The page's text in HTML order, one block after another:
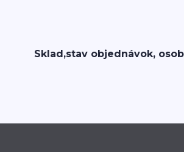
Sklad,stav objednávok,